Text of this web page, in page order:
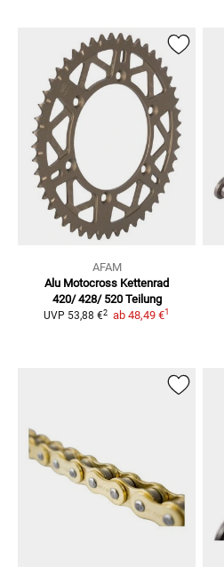
AFAM
Alu Motocross Kettenrad
420/ 428/ 520 Teilung
UVP 53,88 €2 ab 48,49 €1